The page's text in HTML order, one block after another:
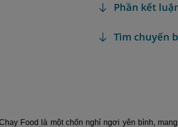
Phần kết
Tìm chuyến
Food là một chốn nghỉ ngơi yên bình,